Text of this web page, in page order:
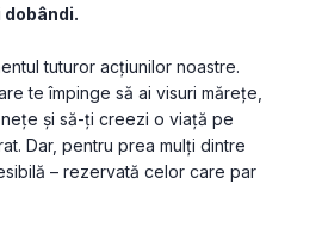
tuturor acțiunilor noastre.
te împinge să ai visuri măreţe,
și să-ţi creezi o viață pe
Dar, pentru prea mulți dintre
– rezervată celor care par